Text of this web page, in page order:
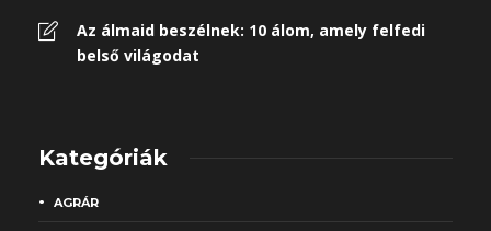
Az álmaid beszélnek: 10 álom, amely felfedi
belső világodat
Kategóriák
AGRÁR